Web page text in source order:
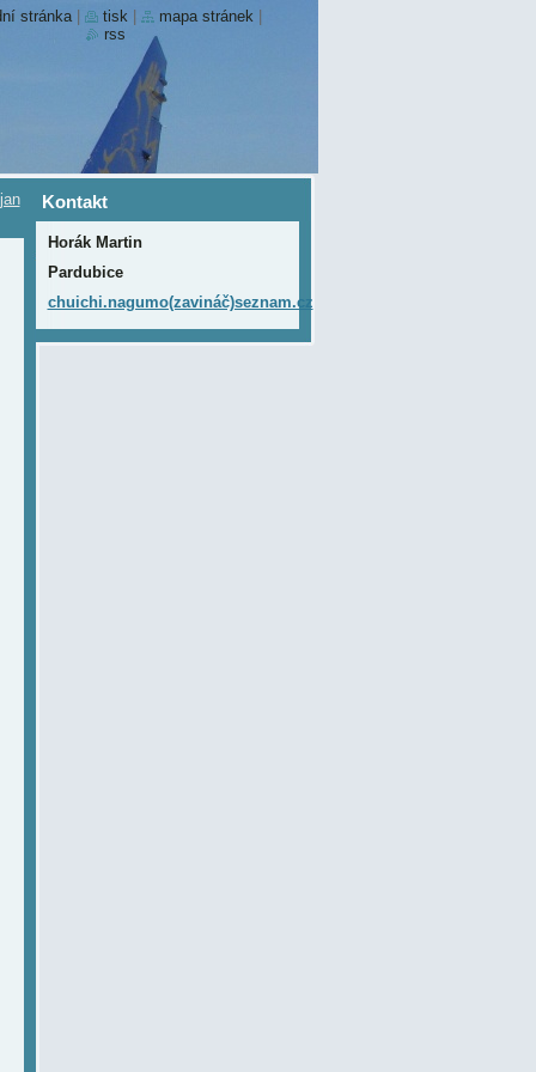
Kontakt
Horák Martin
Pardubice
chuichi.nagumo(zavináč)seznam.cz
stránka tisk mapa stránek
rss